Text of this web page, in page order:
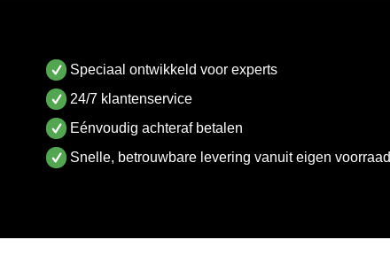
Speciaal ontwikkeld voor experts
24/7 klantenservice
Eénvoudig achteraf betalen
Snelle, betrouwbare levering vanuit eigen voorraad